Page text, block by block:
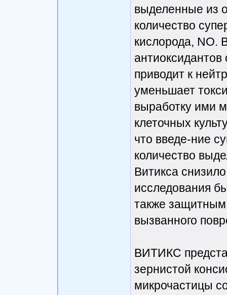
выделенные из
количество
кислорода, NO.
приводит к
уменьшает
выработку ими
клеточных
что введе-ние
количество
Витикса
исследования
также защитным
вызванного
ВИТИКС
зернистой
микрочастицы